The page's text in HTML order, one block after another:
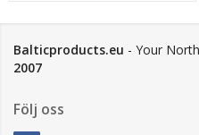
Balticproducts.eu - Your
2007
Följ oss